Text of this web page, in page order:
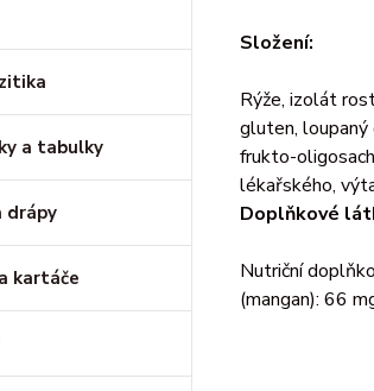
a tabulky
drápy
kartáče
Složení:
Rýže, izolát
gluten, loupaný
frukto-
lékařského,
Doplňkové
Nutriční
(mangan): 66